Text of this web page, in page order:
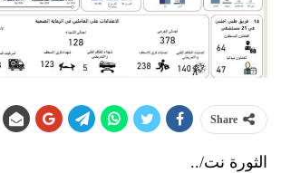
Share
الثورة نت/..